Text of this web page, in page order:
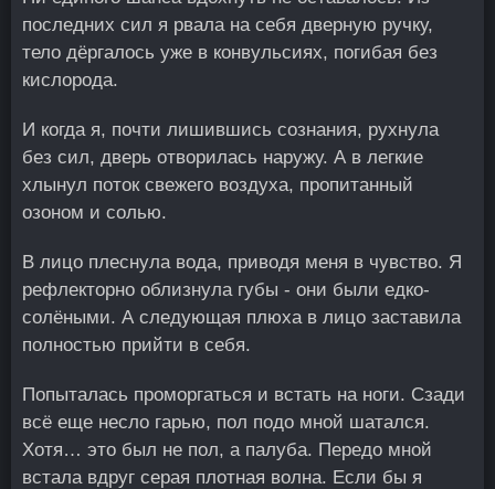
последних сил я рвала на себя дверную ручку,
тело дёргалось уже в конвульсиях, погибая без
кислорода.
И когда я, почти лишившись сознания, рухнула
без сил, дверь отворилась наружу. А в легкие
хлынул поток свежего воздуха, пропитанный
озоном и солью.
В лицо плеснула вода, приводя меня в чувство. Я
рефлекторно облизнула губы - они были едко-
солёными. А следующая плюха в лицо заставила
полностью прийти в себя.
Попыталась проморгаться и встать на ноги. Сзади
всё еще несло гарью, пол подо мной шатался.
Хотя… это был не пол, а палуба. Передо мной
встала вдруг серая плотная волна. Если бы я